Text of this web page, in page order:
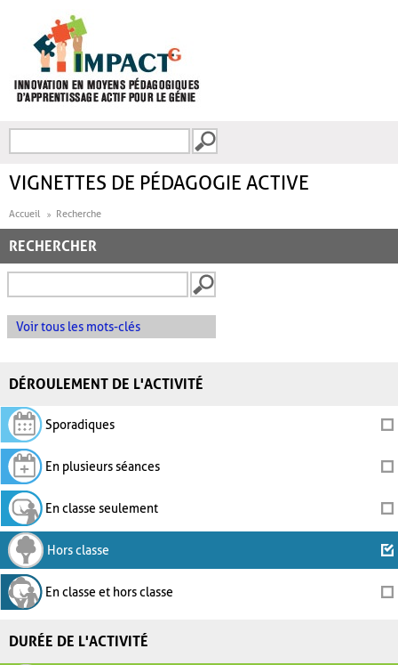
FORMULAIRE DE
VIGNETTES DE PÉDAGOGIE ACTIVE
Accueil Recherche
RECHERCHER
Voir tous les mots-clés
DÉROULEMENT DE L'ACTIVITÉ
Sporadiques
En plusieurs séances
En classe seulement
Hors classe
En classe et hors classe
DURÉE DE L'ACTIVITÉ